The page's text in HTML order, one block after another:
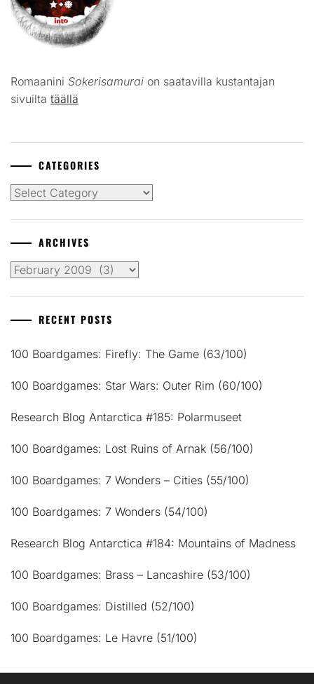
Romaanini Sokerisamurai on saatavilla kustantajan
sivuilta täällä
CATEGORIES
Categories
ARCHIVES
Archives
RECENT POSTS
100 Boardgames: Firefly: The Game (63/100)
100 Boardgames: Star Wars: Outer Rim (60/100)
Research Blog Antarctica #185: Polarmuseet
100 Boardgames: Lost Ruins of Arnak (56/100)
100 Boardgames: 7 Wonders – Cities (55/100)
100 Boardgames: 7 Wonders (54/100)
Research Blog Antarctica #184: Mountains of Madness
100 Boardgames: Brass – Lancashire (53/100)
100 Boardgames: Distilled (52/100)
100 Boardgames: Le Havre (51/100)